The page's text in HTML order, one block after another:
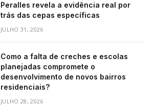
Peralles revela a evidência real por
trás das cepas específicas
JULHO 31, 2026
Como a falta de creches e escolas
planejadas compromete o
desenvolvimento de novos bairros
residenciais?
JULHO 28, 2026